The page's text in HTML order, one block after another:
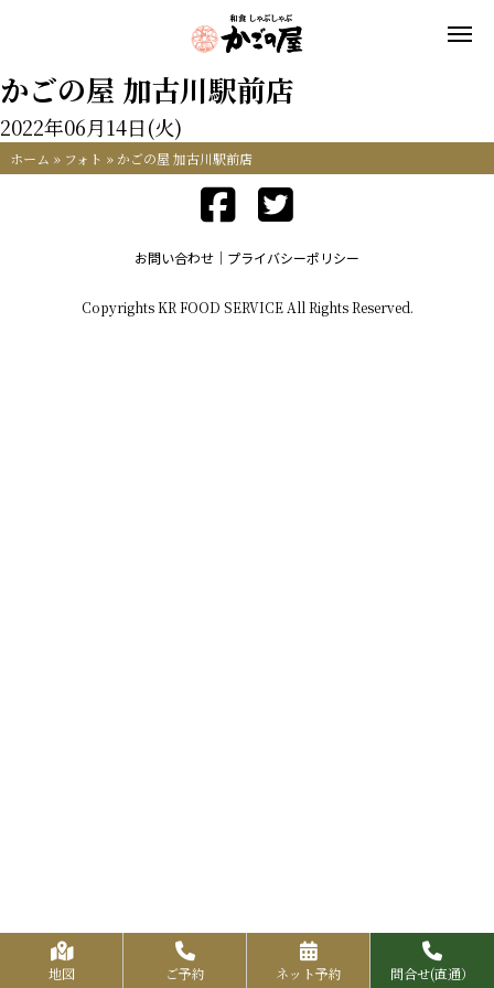
かごの屋 加古川駅前店
2022年06月14日(火)
ホーム » フォト » かごの屋 加古川駅前店
お問い合わせ プライバシーポリシー
Copyrights KR FOOD SERVICE All Rights Reserved.
地図 ご予約 ネット予約 問合せ(直通）